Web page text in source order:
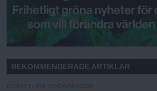
REKOMMENDERADE ARTIKLAR
DEBATT: PIA KOCAHÂRZEM